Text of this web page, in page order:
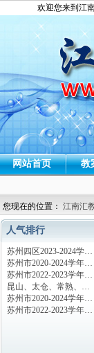
欢迎您来到江
网站首页 教
您现在的位置： 江南汇
人气排行
苏州四区2023-2024学…
苏州市2020-2024学年…
苏州市2022-2023学年…
昆山、太仓、常熟、…
苏州市2020-2024学年…
苏州市2022-2023学年…